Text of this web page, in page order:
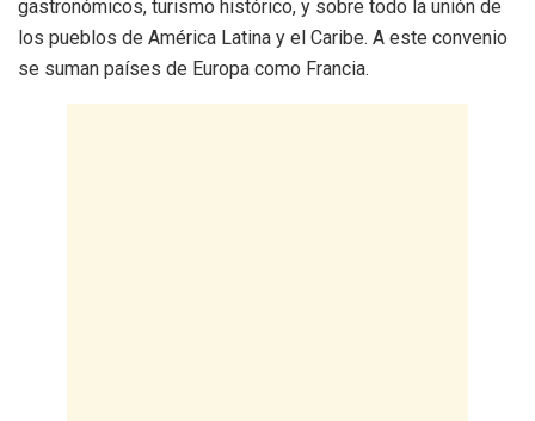
gastronómicos, turismo histórico, y sobre todo la unión de
los pueblos de América Latina y el Caribe. A este convenio
se suman países de Europa como Francia.